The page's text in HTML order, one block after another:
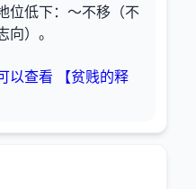
位低下：～不移（不
向）。
以查看 【贫贱的释